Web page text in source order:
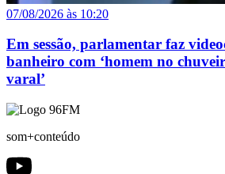
07/08/2026 às 10:20
Em sessão, parlamentar faz
banheiro com ‘homem no
varal’
som+conteúdo